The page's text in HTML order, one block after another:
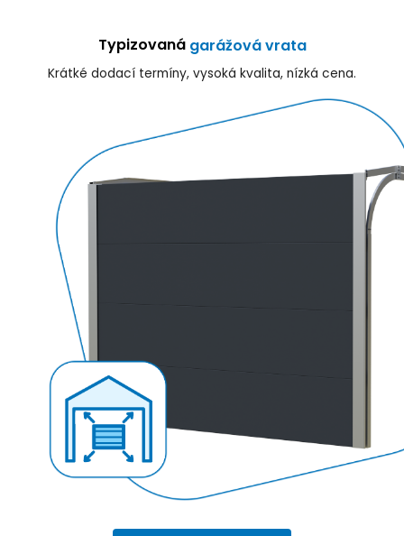
Typizovaná garážová vrata
Krátké dodací termíny, vysoká kvalita, nízká cena.